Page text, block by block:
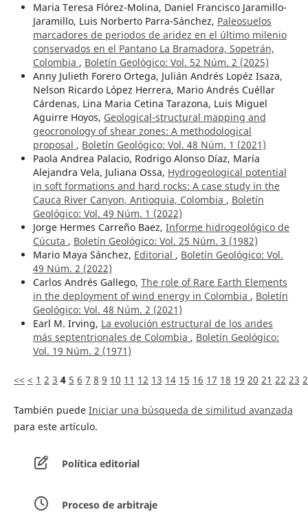
Maria Teresa Flórez-Molina, Daniel Francisco Jaramillo-
Jaramillo, Luis Norberto Parra-Sánchez, Paleosuelos
marcadores de periodos de aridez en el último milenio
conservados en el Pantano La Bramadora, Sopetrán,
Colombia , Boletín Geológico: Vol. 52 Núm. 2 (2025)
Anny Julieth Forero Ortega, Julián Andrés Lopéz Isaza,
Nelson Ricardo López Herrera, Mario Andrés Cuéllar
Cárdenas, Lina Maria Cetina Tarazona, Luis Miguel
Aguirre Hoyos, Geological-structural mapping and
geocronology of shear zones: A methodological
proposal , Boletín Geológico: Vol. 48 Núm. 1 (2021)
Paola Andrea Palacio, Rodrigo Alonso Díaz, María
Alejandra Vela, Juliana Ossa, Hydrogeological potential
in soft formations and hard rocks: A case study in the
Cauca River Canyon, Antioquia, Colombia , Boletín
Geológico: Vol. 49 Núm. 1 (2022)
Jorge Hermes Carreño Baez, Informe hidrogeológico de
Cúcuta , Boletín Geológico: Vol. 25 Núm. 3 (1982)
Mario Maya Sánchez, Editorial , Boletín Geológico: Vol.
49 Núm. 2 (2022)
Carlos Andrés Gallego, The role of Rare Earth Elements
in the deployment of wind energy in Colombia , Boletín
Geológico: Vol. 48 Núm. 2 (2021)
Earl M. Irving, La evolución estructural de los andes
más septentrionales de Colombia , Boletín Geológico:
Vol. 19 Núm. 2 (1971)
<< < 1 2 3 4 5 6 7 8 9 10 11 12 13 14 15 16 17 18 19 20 21 22 23
También puede Iniciar una búsqueda de similitud avanzada
para este artículo.
Política editorial
Proceso de arbitraje